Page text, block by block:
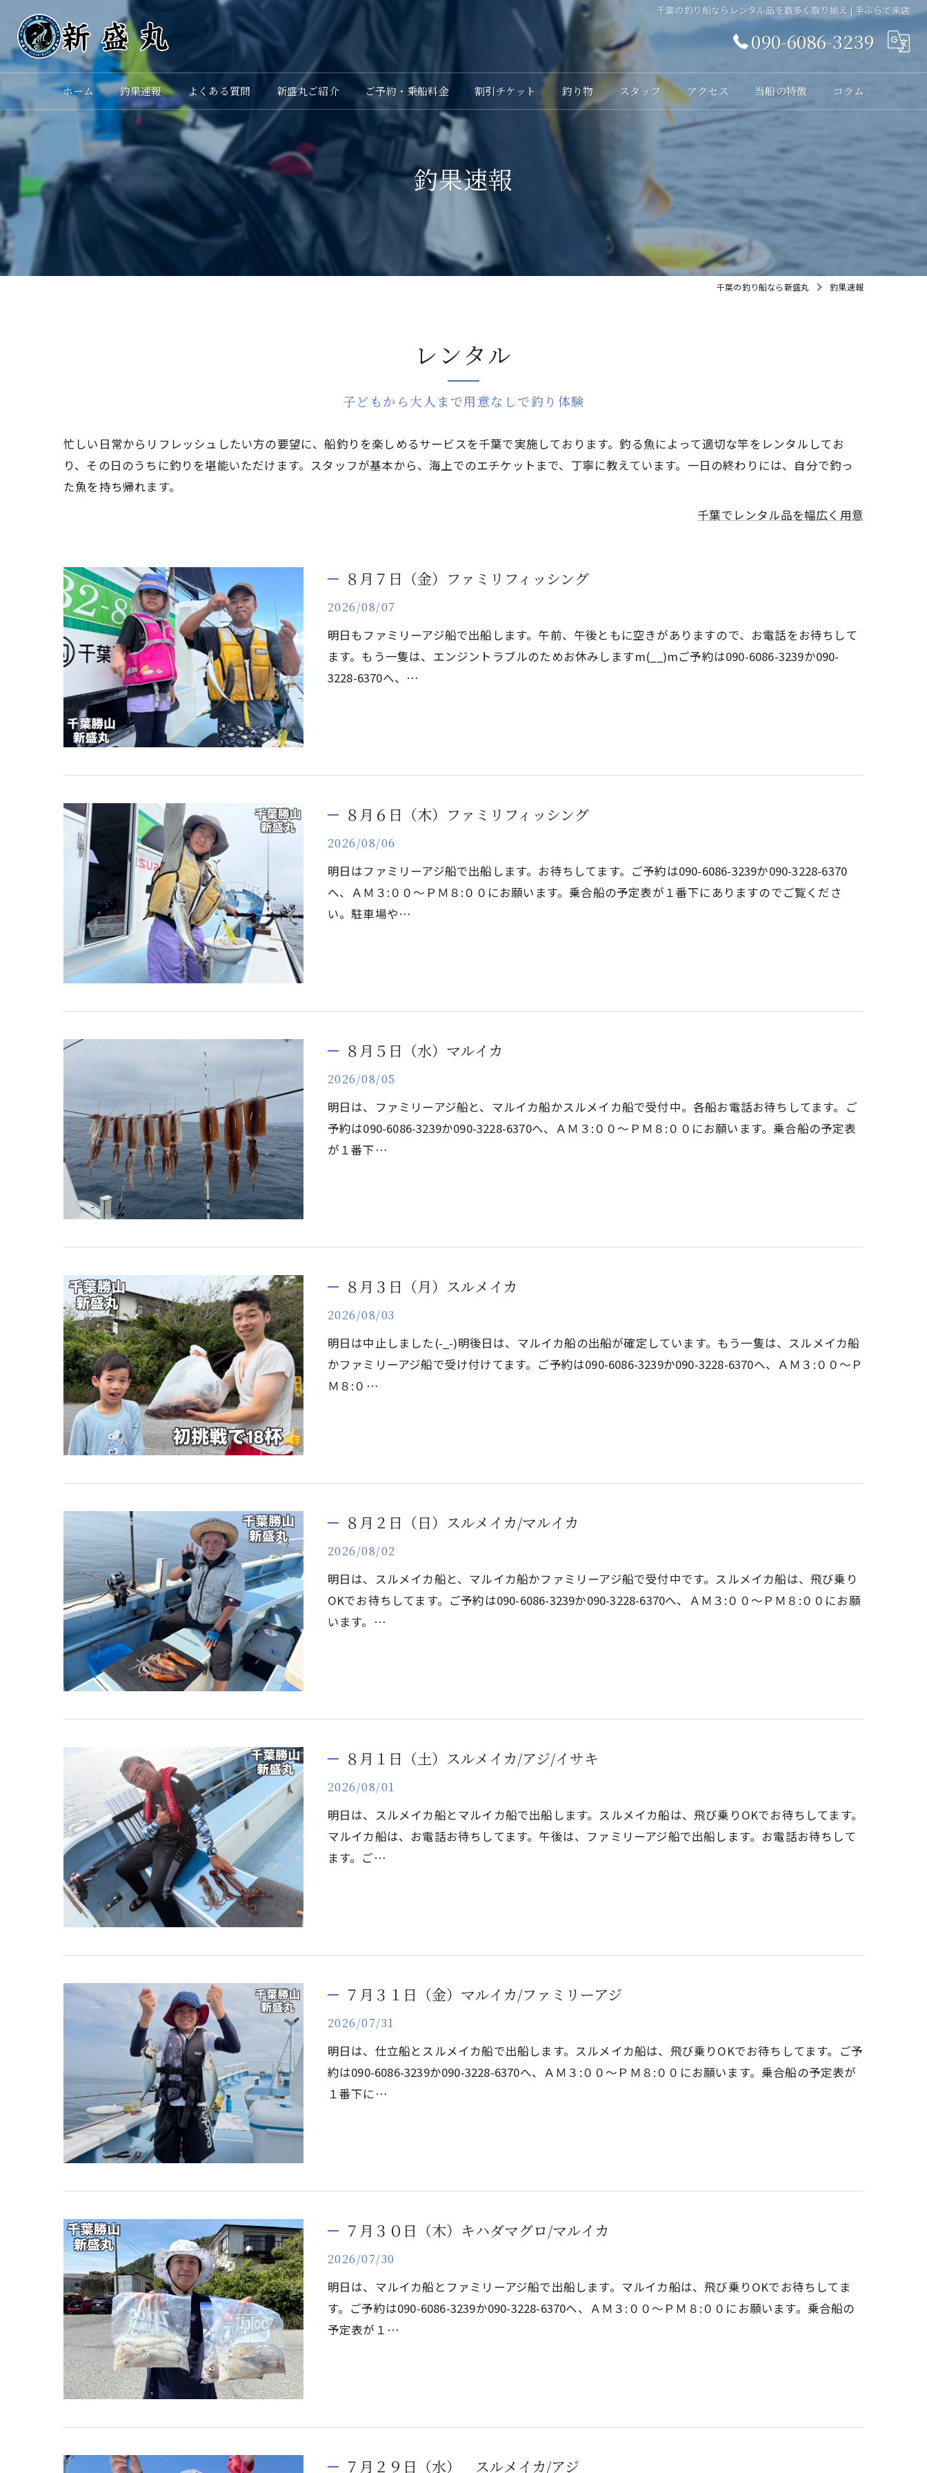
千葉の釣り船ならレンタル品を数多く取り揃え | 手ぶらで来店
090-6086-3239
ホーム 釣果速報 よくある質問 新盛丸ご紹介 ご予約・乗船料金 割引チケット 釣り物 スタッフ アクセス 当船の特徴
貸切
海釣り
初心者
コラム
釣果速報
千葉の釣り船なら新盛丸 釣果速報
レンタル
子どもから大人まで用意なしで釣り体験
忙しい日常からリフレッシュしたい方の要望に、船釣りを楽しめるサービスを千葉で実施しております。釣る魚によって適切な竿をレンタルしてお
り、その日のうちに釣りを堪能いただけます。スタッフが基本から、海上でのエチケットまで、丁寧に教えています。一日の終わりには、自分で釣っ
た魚を持ち帰れます。
千葉でレンタル品を幅広く用意
８月７日（金）ファミリフィッシング
2026/08/07
明日もファミリーアジ船で出船します。午前、午後ともに空きがありますので、お電話をお待ちして
ます。もう一隻は、エンジントラブルのためお休みしますm(__)mご予約は090-6086-3239か090-
3228-6370へ、…
８月６日（木）ファミリフィッシング
2026/08/06
明日はファミリーアジ船で出船します。お待ちしてます。ご予約は090-6086-3239か090-3228-6370
へ、ＡＭ３:００～ＰＭ８:００にお願います。乗合船の予定表が１番下にありますのでご覧くださ
い。駐車場や…
８月５日（水）マルイカ
2026/08/05
明日は、ファミリーアジ船と、マルイカ船かスルメイカ船で受付中。各船お電話お待ちしてます。ご
予約は090-6086-3239か090-3228-6370へ、ＡＭ３:００～ＰＭ８:００にお願います。乗合船の予定表
が１番下…
８月３日（月）スルメイカ
2026/08/03
明日は中止しました(-_-)明後日は、マルイカ船の出船が確定しています。もう一隻は、スルメイカ船
かファミリーアジ船で受け付けてます。ご予約は090-6086-3239か090-3228-6370へ、ＡＭ３:００～Ｐ
Ｍ８:０…
８月２日（日）スルメイカ/マルイカ
2026/08/02
明日は、スルメイカ船と、マルイカ船かファミリーアジ船で受付中です。スルメイカ船は、飛び乗り
OKでお待ちしてます。ご予約は090-6086-3239か090-3228-6370へ、ＡＭ３:００～ＰＭ８:００にお願
います。…
８月１日（土）スルメイカ/アジ/イサキ
2026/08/01
明日は、スルメイカ船とマルイカ船で出船します。スルメイカ船は、飛び乗りOKでお待ちしてます。
マルイカ船は、お電話お待ちしてます。午後は、ファミリーアジ船で出船します。お電話お待ちして
ます。ご…
７月３１日（金）マルイカ/ファミリーアジ
2026/07/31
明日は、仕立船とスルメイカ船で出船します。スルメイカ船は、飛び乗りOKでお待ちしてます。ご予
約は090-6086-3239か090-3228-6370へ、ＡＭ３:００～ＰＭ８:００にお願います。乗合船の予定表が
１番下に…
７月３０日（木）キハダマグロ/マルイカ
2026/07/30
明日は、マルイカ船とファミリーアジ船で出船します。マルイカ船は、飛び乗りOKでお待ちしてま
す。ご予約は090-6086-3239か090-3228-6370へ、ＡＭ３:００～ＰＭ８:００にお願います。乗合船の
予定表が１…
７月２９日（水） スルメイカ/アジ